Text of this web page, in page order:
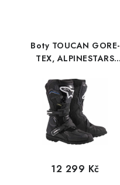
Boty TOUCAN GORE-
TEX, ALPINESTARS
12 299 Kč